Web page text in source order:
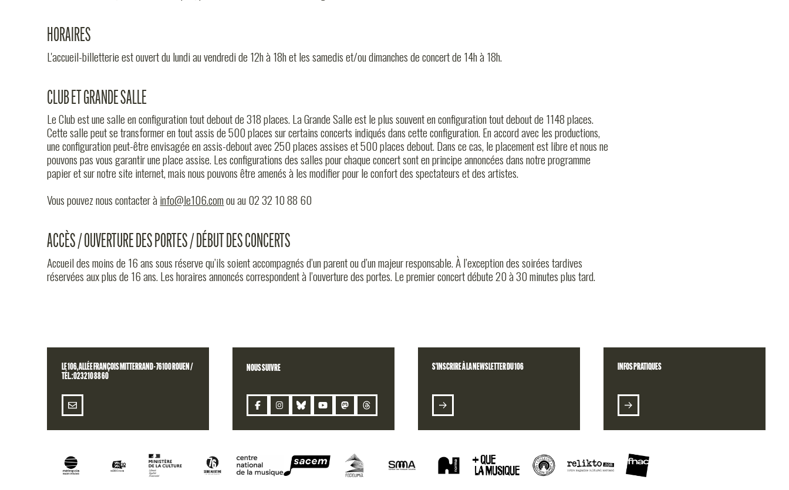
HORAIRES
L'accueil-billetterie est ouvert du lundi au vendredi de 12h à 18h et les samedis et/ou dimanches de concert de 14h à 18h.
CLUB ET GRANDE SALLE
Le Club est une salle en configuration tout debout de 318 places. La Grande Salle est le plus souvent en configuration tout debout de 1148 places.
Cette salle peut se transformer en tout assis de 500 places sur certains concerts indiqués dans cette configuration. En accord avec les productions,
une configuration peut-être envisagée en assis-debout avec 250 places assises et 500 places debout. Dans ce cas, le placement est libre et nous ne
pouvons pas vous garantir une place assise. Les configurations des salles pour chaque concert sont en principe annoncées dans notre programme
papier et sur notre site internet, mais nous pouvons être amenés à les modifier pour le confort des spectateurs et des artistes.
Vous pouvez nous contacter àinfo@le106.comou au 02 32 10 88 60
ACCÈS / OUVERTURE DES PORTES / DÉBUT DES CONCERTS
Accueil des moins de 16 ans sous réserve qu’ils soient accompagnés d’un parent ou d’un majeur responsable. À l’exception des soirées tardives
réservées aux plus de 16 ans. Les horaires annoncés correspondent à l’ouverture des portes. Le premier concert débute 20 à 30 minutes plus tard.
LE 106, ALLÉE FRANÇOIS MITTERRAND - 76100 ROUEN /
TÉL. : 02 32 10 88 60
NOUS SUIVRE S'INSCRIRE À LA NEWSLETTER DU 106 INFOS PRATIQUES
LE MAG
LE 106
INFOS PRATIQUES